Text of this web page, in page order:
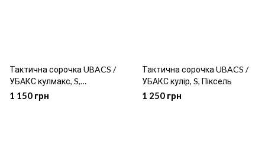
Тактична сорочка UBACS /
УБАКС кулмакс, S,
Мультикам
1 150 грн
Тактична сорочка UBACS /
УБАКС кулір, S, Піксель
1 250 грн